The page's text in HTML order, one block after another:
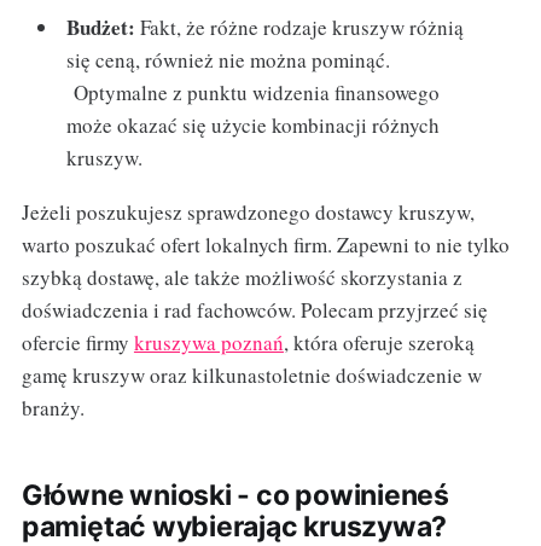
Budżet: Fakt, że różne rodzaje kruszyw różnią
się ceną, również nie można pominąć.
Optymalne z punktu widzenia finansowego
może okazać się użycie kombinacji różnych
kruszyw.
Jeżeli poszukujesz sprawdzonego dostawcy kruszyw,
warto poszukać ofert lokalnych firm. Zapewni to nie tylko
szybką dostawę, ale także możliwość skorzystania z
doświadczenia i rad fachowców. Polecam przyjrzeć się
ofercie firmy kruszywa poznań, która oferuje szeroką
gamę kruszyw oraz kilkunastoletnie doświadczenie w
branży.
Główne wnioski - co powinieneś
pamiętać wybierając kruszywa?